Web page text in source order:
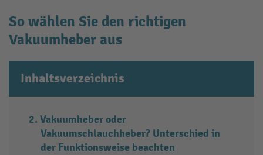
So wählen Sie den richtigen
Vakuumheber aus
Inhaltsverzeichnis
Vakuumheber oder
Vakuumschlauchheber? Unterschied in
der Funktionsweise beachten